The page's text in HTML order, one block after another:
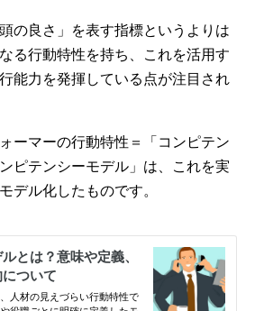
の良さ」を表す指標というよりは
る行動特性を持ち、これを活用す
能力を発揮している点が注目され
ーマーの行動特性＝「コンピテン
ピテンシーモデル」は、これを実
デル化したものです。